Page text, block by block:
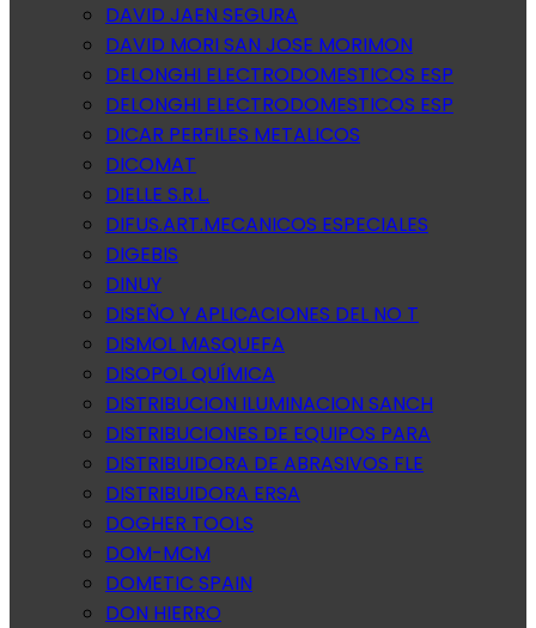
DAVID JAEN SEGURA
DAVID MORI SAN JOSE MORIMON
DELONGHI ELECTRODOMESTICOS ESP
DELONGHI ELECTRODOMESTICOS ESP
DICAR PERFILES METALICOS
DICOMAT
DIELLE S.R.L.
DIFUS.ART.MECANICOS ESPECIALES
DIGEBIS
DINUY
DISEÑO Y APLICACIONES DEL NO T
DISMOL MASQUEFA
DISOPOL QUÍMICA
DISTRIBUCION ILUMINACION SANCH
DISTRIBUCIONES DE EQUIPOS PARA
DISTRIBUIDORA DE ABRASIVOS FLE
DISTRIBUIDORA ERSA
DOGHER TOOLS
DOM-MCM
DOMETIC SPAIN
DON HIERRO